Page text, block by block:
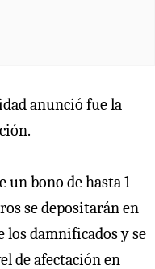
anunció fue la
un bono de hasta 1
se depositarán en
los damnificados y se
de afectación en